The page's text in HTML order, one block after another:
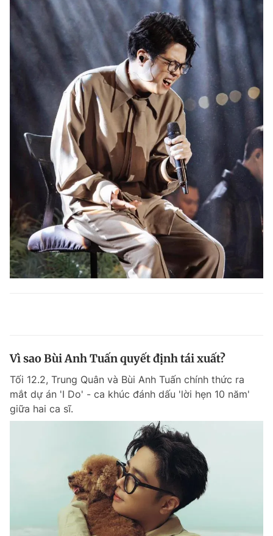
Vì sao Bùi Anh Tuấn quyết định tái xuất?
Tối 12.2, Trung Quân và Bùi Anh Tuấn chính thức ra
mắt dự án 'I Do' - ca khúc đánh dấu 'lời hẹn 10 năm'
giữa hai ca sĩ.